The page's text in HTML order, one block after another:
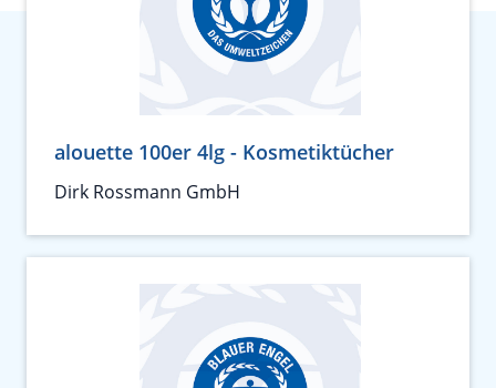
alouette 100er 4lg - Kosmetiktücher
Dirk Rossmann GmbH